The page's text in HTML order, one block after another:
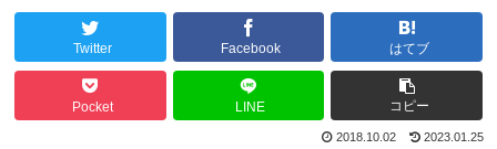
Twitter Facebook はてブ
Pocket LINE コピー
2018.10.02 2023.01.25